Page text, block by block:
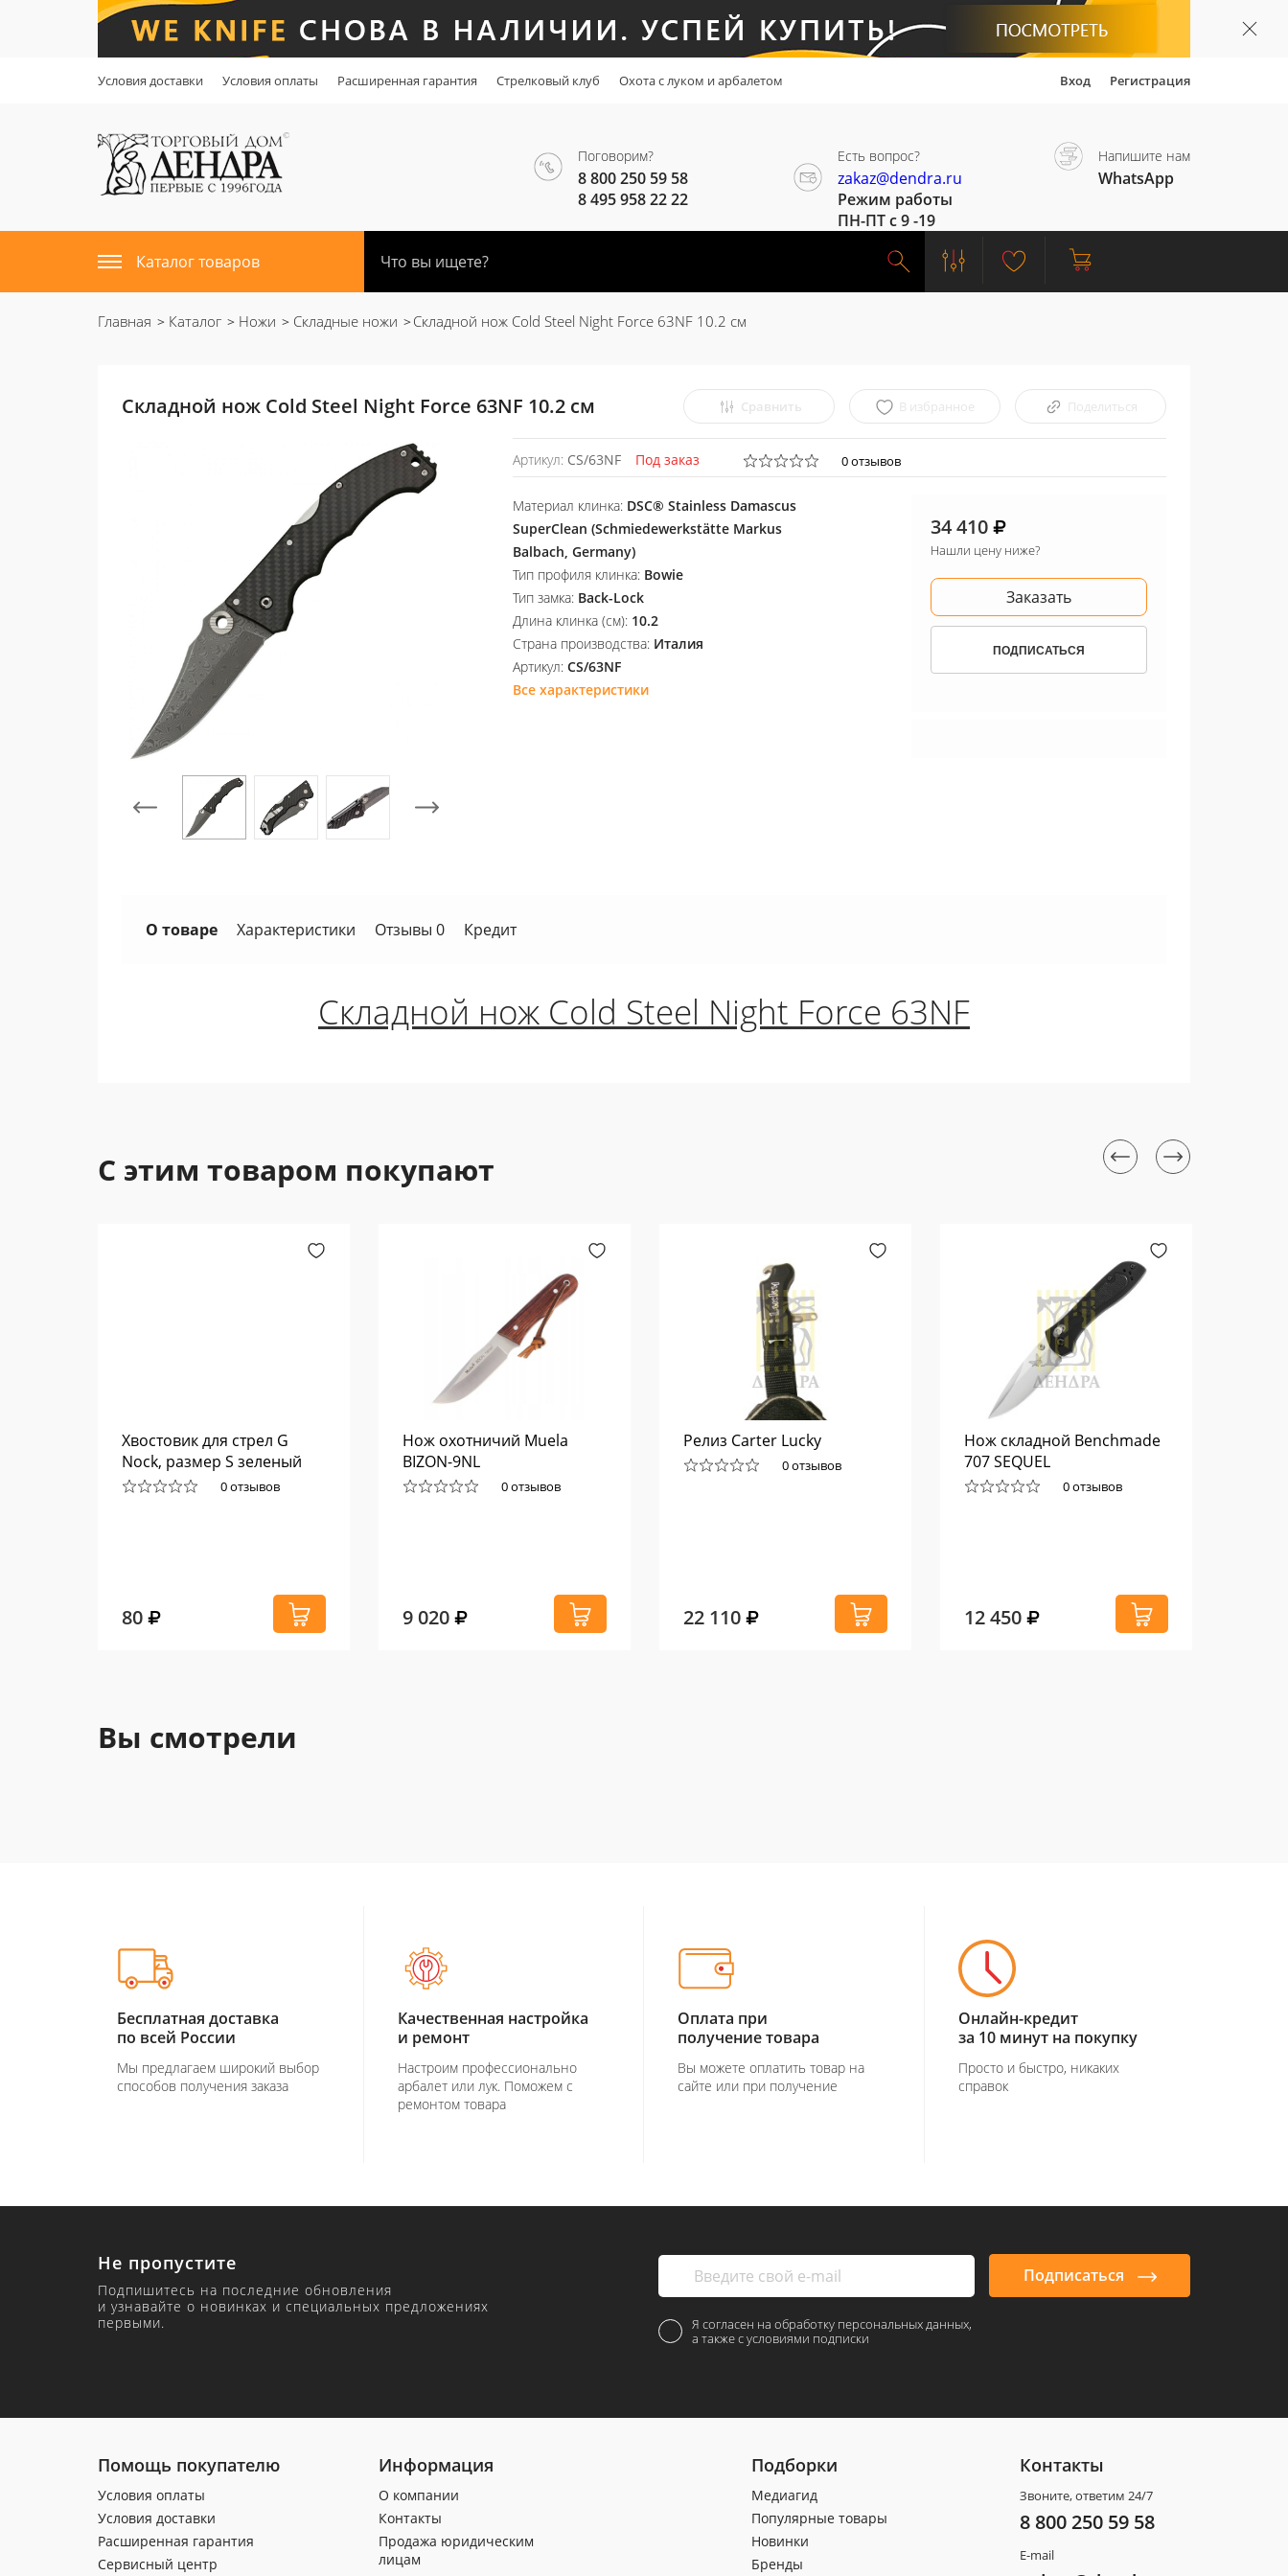
Условия доставки Условия оплаты Расширенная гарантия Стрелковый клуб Охота с луком и арбалетом Вход Регистрация
Поговорим?
8 800 250 59 58
8 495 958 22 22
Есть вопрос?
zakaz@dendra.ru
Режим работы
ПН-ПТ с 9 -19
Напишите нам
WhatsApp
Каталог товаров
Главная Каталог Ножи Складные ножи Складной нож Cold Steel Night Force 63NF 10.2 см
Складной нож Cold Steel Night Force 63NF 10.2 см Сравнить В избранное Поделиться
Артикул: CS/63NF Под заказ 0 отзывов
Материал клинка: DSC® Stainless Damascus
SuperClean (Schmiedewerkstätte Markus
Balbach, Germany)
Тип профиля клинка: Bowie
Тип замка: Back-Lock
Длина клинка (см): 10.2
Страна производства: Италия
Артикул:CS/63NF
Все характеристики
34 410
Нашли цену ниже?
Заказать
ПОДПИСАТЬСЯ
О товаре Характеристики Отзывы 0 Кредит
Складной нож Cold Steel Night Force 63NF
С этим товаром покупают
Хвостовик для стрел G
Nock, размер S зеленый
0 отзывов
80
Нож охотничий Muela
BIZON-9NL
0 отзывов
9 020
Релиз Carter Lucky
0 отзывов
22 110
Нож складной Benchmade
707 SEQUEL
0 отзывов
12 450
Вы смотрели
Бесплатная доставка
по всей России
Мы предлагаем широкий выбор
способов получения заказа
Качественная настройка
и ремонт
Настроим профессионально
арбалет или лук. Поможем с
ремонтом товара
Оплата при
получение товара
Вы можете оплатить товар на
сайте или при получение
Онлайн-кредит
за 10 минут на покупку
Просто и быстро, никаких
справок
Не пропустите
Подпишитесь на последние обновления
и узнавайте о новинках и специальных предложениях
первыми.
Подписаться
Я согласен на обработку персональных данных,
а также с условиями подписки
Помощь покупателю
Условия оплаты
Условия доставки
Расширенная гарантия
Сервисный центр
Информация
О компании
Контакты
Продажа юридическим
лицам
Подборки
Медиагид
Популярные товары
Новинки
Бренды
Контакты
Звоните, ответим 24/7
8 800 250 59 58
E-mail